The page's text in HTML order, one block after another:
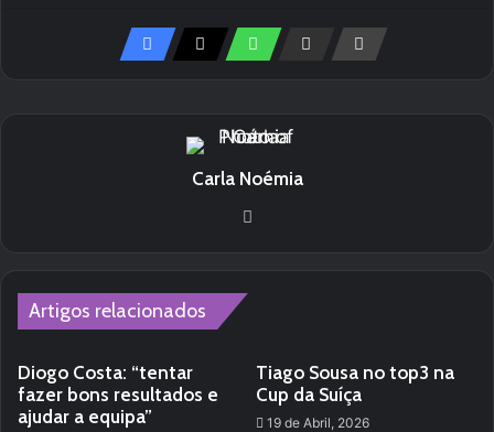
Carla Noémia
Artigos relacionados
Diogo Costa: “tentar
fazer bons resultados e
ajudar a equipa”
Tiago Sousa no top3 na
Cup da Suíça
19 de Abril, 2026